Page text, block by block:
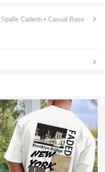
Spalle Cadenti• Casual-Base